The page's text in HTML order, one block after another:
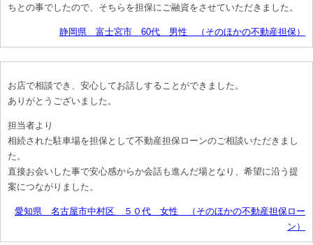
ちとの事でしたので、そちらを担保にご融資をさせていただきました。
静岡県 富士宮市 60代 男性 （そのほかの不動産担保）
お店で相談でき、安心してお話しすることができました。
ありがとうございました。
担当者より
相続された駐車場を担保として不動産担保ローンのご相談いただきまし
た。
直接お会いした事で安心感からか会話も進んだ場となり、希望に沿う提
案につながりました。
愛知県 名古屋市中村区 ５０代 女性 （そのほかの不動産担保ロー
ン）